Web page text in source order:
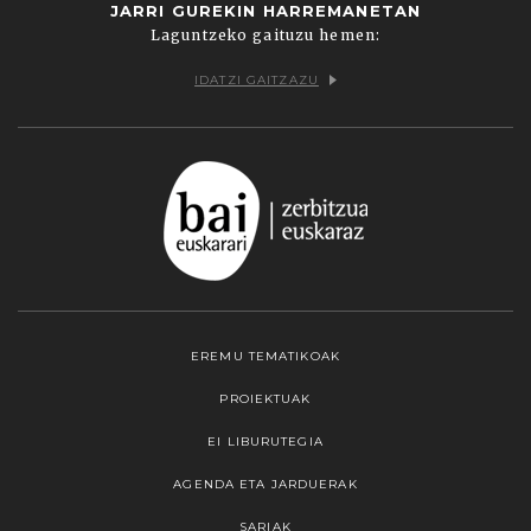
JARRI GUREKIN HARREMANETAN
Laguntzeko gaituzu hemen:
IDATZI GAITZAZU
EREMU TEMATIKOAK
PROIEKTUAK
EI LIBURUTEGIA
AGENDA ETA JARDUERAK
SARIAK